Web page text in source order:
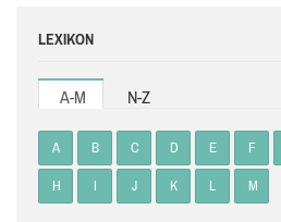
LEXIKON
A-M N-Z
A B C D E F
H I J K L M